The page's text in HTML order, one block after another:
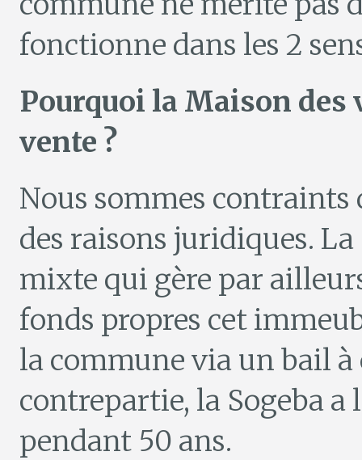
fonctionne dans les 2
Pourquoi la Maison
vente ?
Nous sommes
des raisons juridiques. La
mixte qui gère par
fonds propres cet
la commune via un bail
contrepartie, la Sogeba a
pendant 50 ans.